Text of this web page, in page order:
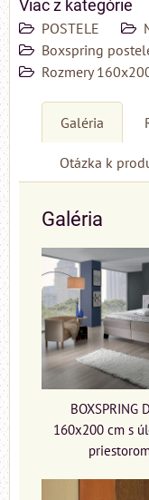
Viac z kategórie
POSTELE
Boxspring
Rozmery
Galéria
Otázka k
Galéria
BOXSPRING
160x200 cm s